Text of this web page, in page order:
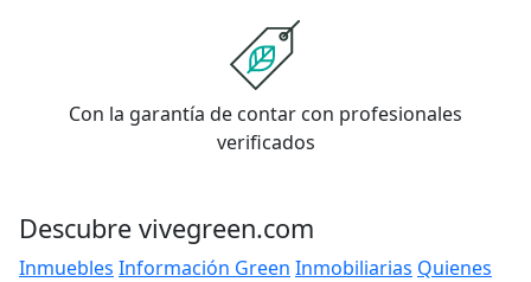
Con la garantía de contar con profesionales
verificados
Descubre vivegreen.com
Inmuebles Información Green Inmobiliarias Quienes